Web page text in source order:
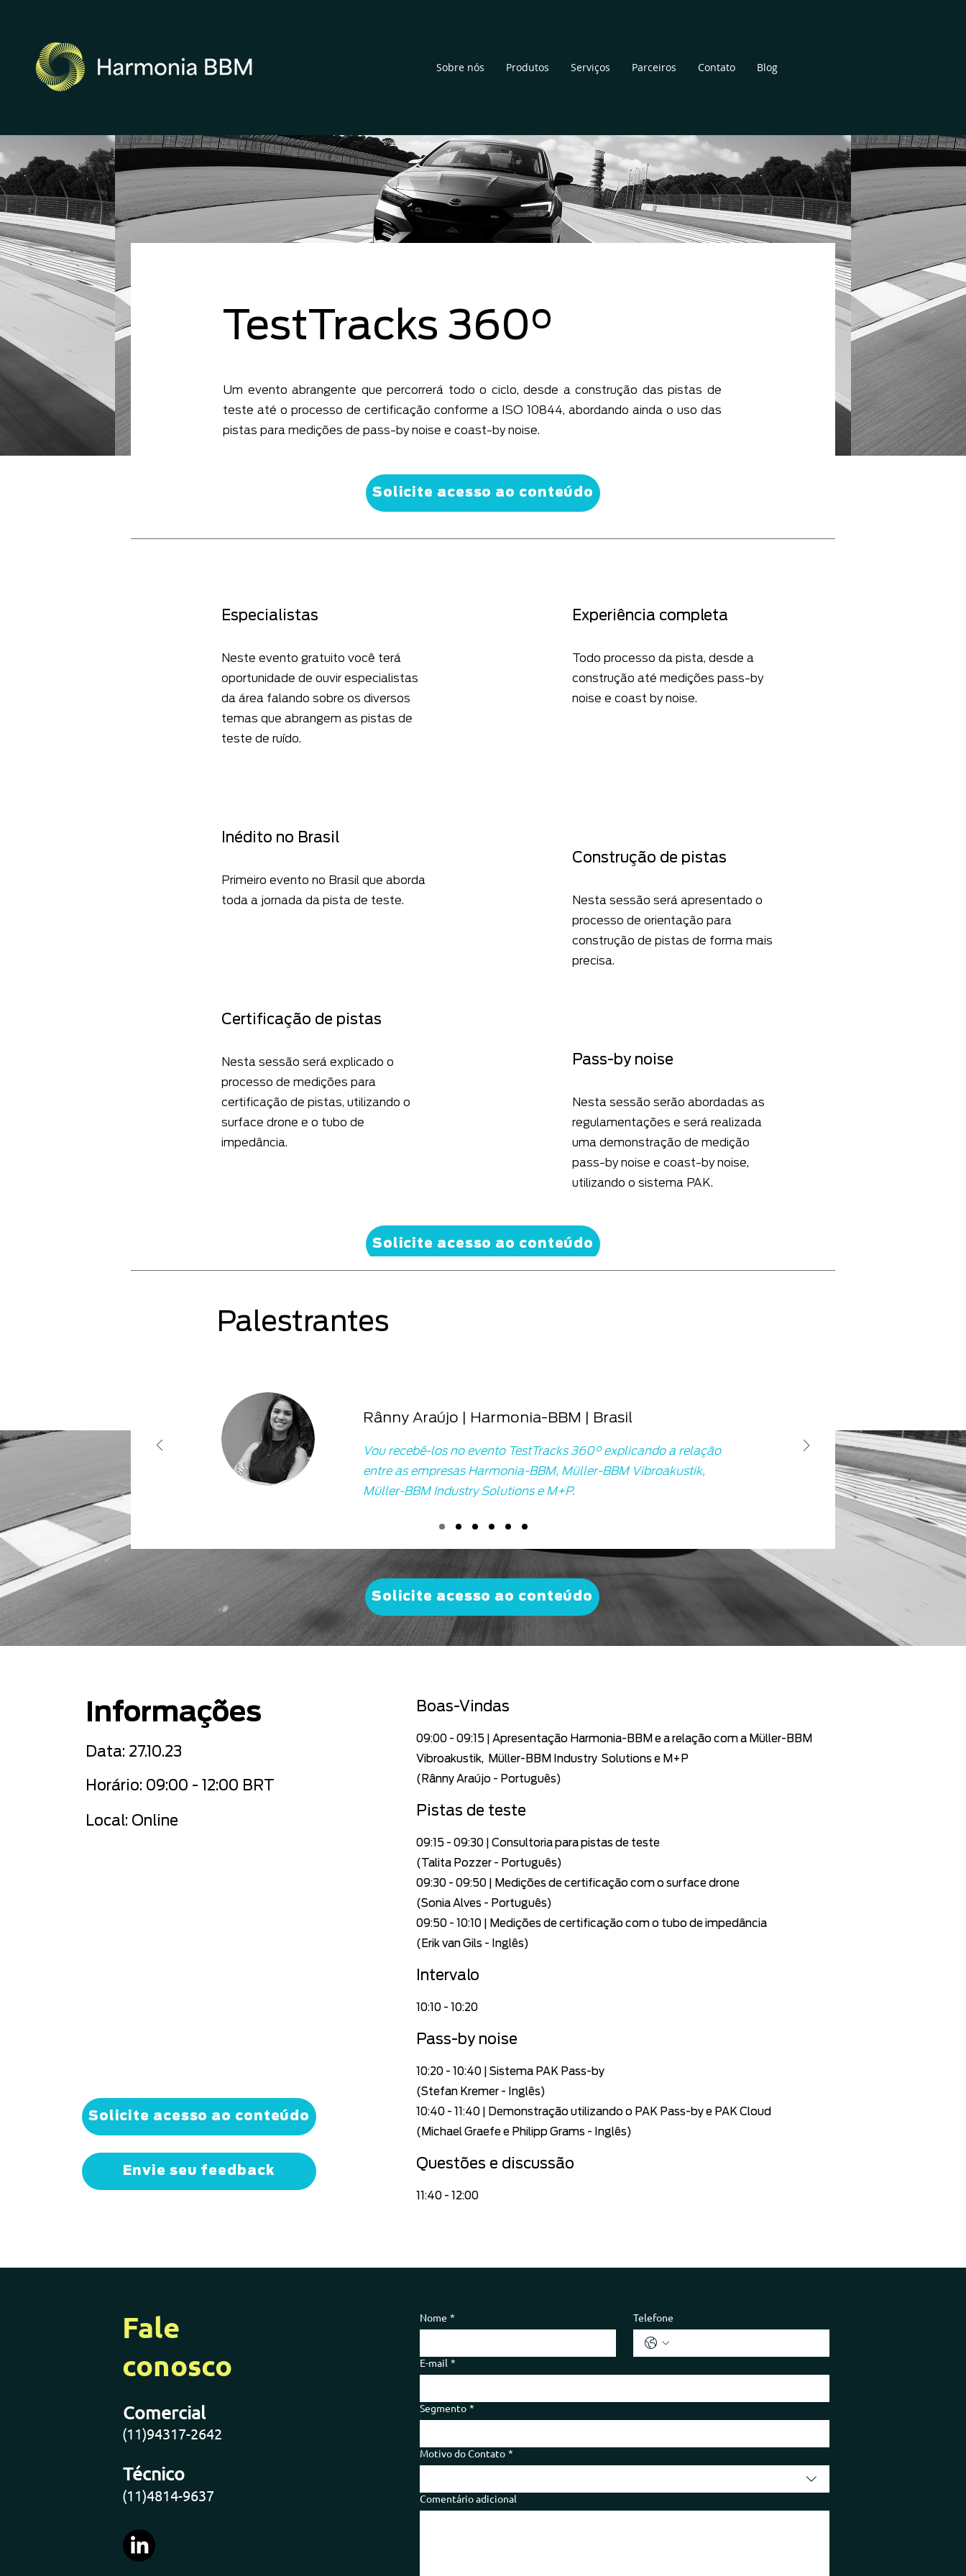
Sobre nós Produtos Serviços Parceiros Contato Blog
TestTracks 360°
Um evento abrangente que percorrerá todo o ciclo, desde a construção das pistas de
teste até o processo de certificação conforme a ISO 10844, abordando ainda o uso das
pistas para medições de pass-by noise e coast-by noise.
Solicite acesso ao conteúdo
Especialistas
Neste evento gratuito você terá
oportunidade de ouvir especialistas
da área falando sobre os diversos
temas que abrangem as pistas de
teste de ruído.
Inédito no Brasil
Primeiro evento no Brasil que aborda
toda a jornada da pista de teste.
Certificação de pistas
Nesta sessão será explicado o
processo de medições para
certificação de pistas, utilizando o
surface drone e o tubo de
impedância.
Experiência completa
Todo processo da pista, desde a
construção até medições pass-by
noise e coast by noise.
Construção de pistas
Nesta sessão será apresentado o
processo de orientação para
construção de pistas de forma mais
precisa.
Pass-by noise
Nesta sessão serão abordadas as
regulamentações e será realizada
uma demonstração de medição
pass-by noise e coast-by noise,
utilizando o sistema PAK.
Solicite acesso ao conteúdo
Palestrantes
Rânny Araújo | Harmonia-BBM | Brasil
Vou recebê-los no evento TestTracks 360° explicando a relação
entre as empresas Harmonia-BBM, Müller-BBM Vibroakustik,
Müller-BBM Industry Solutions e M+P.
Solicite acesso ao conteúdo
Informações
Data: 27.10.23
Horário: 09:00 - 12:00 BRT
Local: Online
Solicite acesso ao conteúdo
Envie seu feedback
Boas-Vindas
09:00 - 09:15 | Apresentação Harmonia-BBM e a relação com a Müller-BBM
Vibroakustik, Müller- BBM Industry Solutions e M+P
(Rânny Araújo - Português)
Pistas de teste
09:15 - 09:30 |Consultoria para pistas de teste
(Talita Pozzer - Português)
09:30 - 09:50 | Medições de certificação com o surface drone
(Sonia Alves - Português)
09:50 - 10:10 | Medições de certificação com o tubo de impedância
(Erik van Gils - Inglês)
Intervalo
10:10 - 10:20
Pass-by noise
10:20 - 10:40 Sistema PAK Pass-by
(Stefan Kremer - Inglês)
10:40 - 11:40 | Demonstração utilizando o PAK Pass-by e PAK Cloud
(Michael Graefe e Philipp Grams - Inglês)
Questões e discussão
11:40 - 12:00
Fale
conosco
Comercial
(11)94317-2642
Técnico
(11)4814-9637
Nome * Telefone
E-mail *
Segmento *
Motivo do Contato *
Comentário adicional